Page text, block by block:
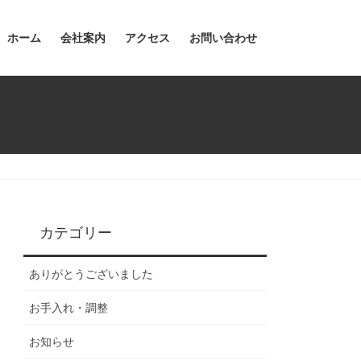
ホーム 会社案内 アクセス お問い合わせ
カテゴリー
ありがとうございました
お手入れ・調整
お知らせ